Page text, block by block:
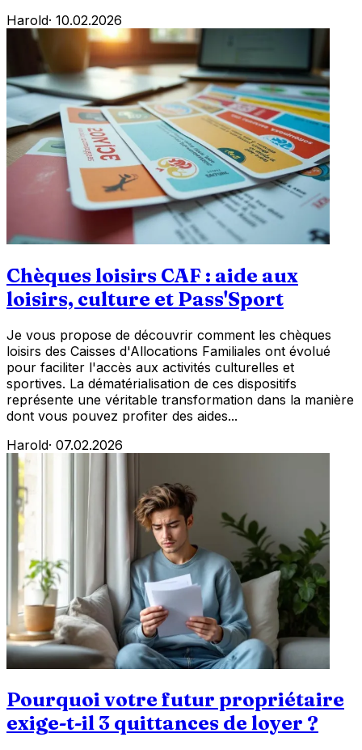
Harold· 10.02.2026
Chèques loisirs CAF : aide aux
loisirs, culture et Pass'Sport
Je vous propose de découvrir comment les chèques
loisirs des Caisses d'Allocations Familiales ont évolué
pour faciliter l'accès aux activités culturelles et
sportives. La dématérialisation de ces dispositifs
représente une véritable transformation dans la manière
dont vous pouvez profiter des aides...
Harold· 07.02.2026
Pourquoi votre futur propriétaire
exige-t-il 3 quittances de loyer ?